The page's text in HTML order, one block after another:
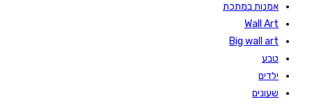
אמנות במתכת
Wall Art
Big wall art
טבע
ילדים
שעונים